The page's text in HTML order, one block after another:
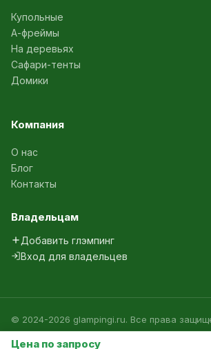
Цена по запросу
Купольные
А-фреймы
На деревьях
Сафари-тенты
Домики
Компания
О нас
Блог
Контакты
Владельцам
Добавить глэмпинг
Вход для владельцев
© 2024-2026 glampingi.ru. Все права
Политика конфиденциальностиАгрегатор